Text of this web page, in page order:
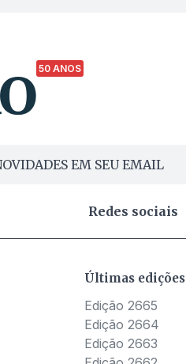
50 ANOS
EM SEU EMAIL
Redes sociais
Últimas edições
Edição 2665
Edição 2664
Edição 2663